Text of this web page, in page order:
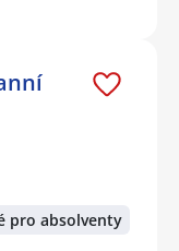
pro absolventy